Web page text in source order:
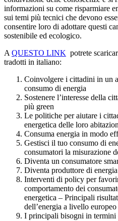
informazioni su come risparmiare
sui temi più tecnici che devono
consentire loro di adottare questi
sostenibile ed ecologico.
A QUESTO LINK potrete
tradotti in italiano:
Coinvolgere i cittadini in un
consumo di energia
Sostenere l’interesse della
più green
Le politiche per aiutare i
energetica delle loro
Consuma energia in modo
Gestisci il tuo consumo di
consumatori la misurazione
Diventa un consumatore
Diventa produttore di energia
Interventi di policy per
comportamento dei
energetica – Principali
dell’energia a livello europeo
I principali bisogni in termini